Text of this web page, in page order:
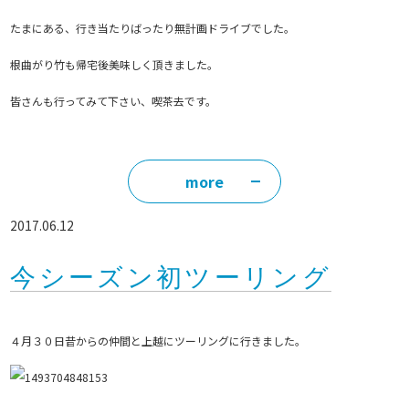
たまにある、行き当たりばったり無計画ドライブでした。
根曲がり竹も帰宅後美味しく頂きました。
皆さんも行ってみて下さい、喫茶去です。
more
2017.06.12
今シーズン初ツーリング
４月３０日昔からの仲間と上越にツーリングに行きました。